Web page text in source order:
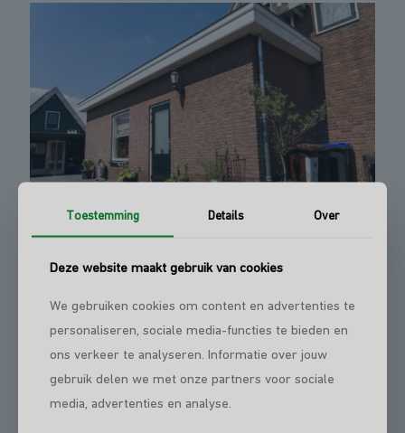
Toestemming Details Over
Deze website maakt gebruik van cookies
We gebruiken cookies om content en advertenties te
personaliseren, sociale media-functies te bieden en
ons verkeer te analyseren. Informatie over jouw
gebruik delen we met onze partners voor sociale
media, advertenties en analyse.